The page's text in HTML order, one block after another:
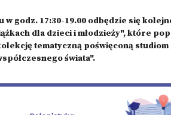
w godz. 17:30-19.00 odbędzie się
dla dzieci i młodzieży", które
tematyczną poświęconą
świata".